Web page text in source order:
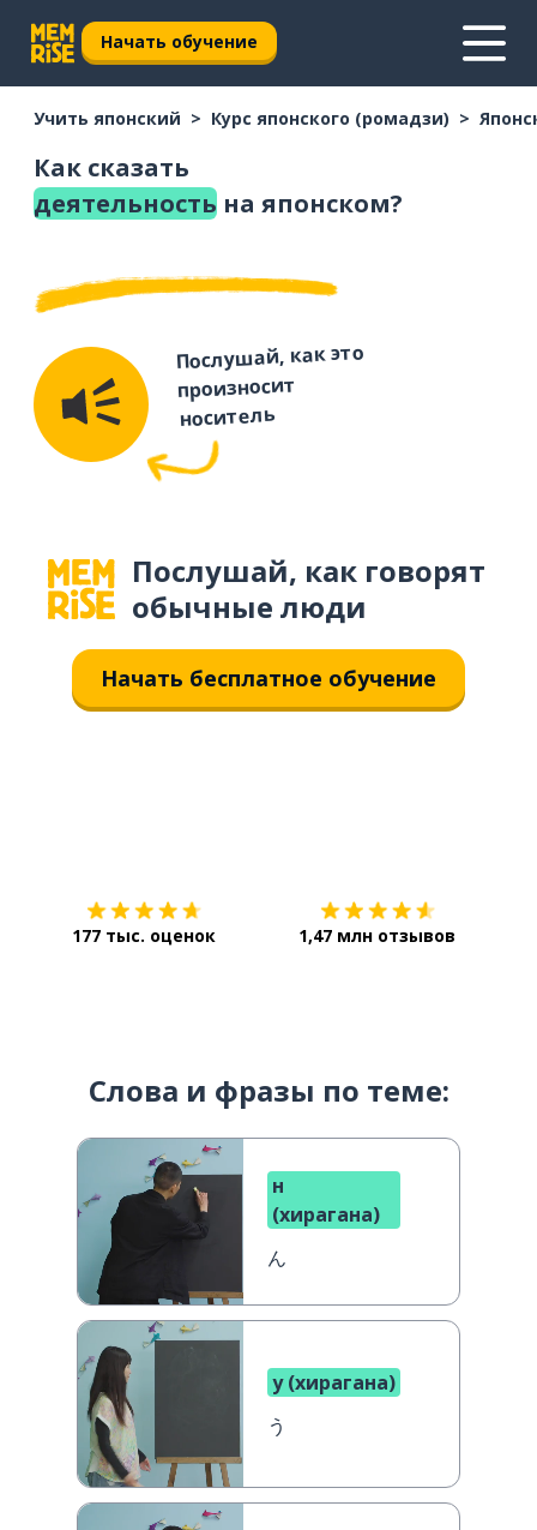
Начать обучение
Учить японский Курс японского (ромадзи)
Как сказать
деятельность на японском?
Послушай, как это
произносит
носитель
Послушай, как говорят
обычные люди
Начать бесплатное обучение
177 тыс. оценок 1,47 млн отзывов
Слова и фразы по теме:
н
(хирагана)
ん
у (хирагана)
う